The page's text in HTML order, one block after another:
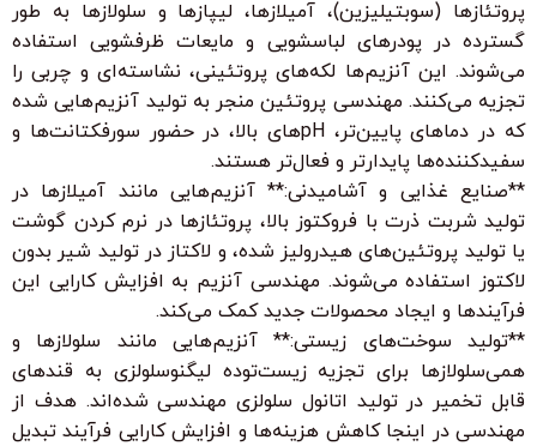
پروتئازها (سوبتیلیزین)، آمیلازها، لیپازها و سلولازها به طور
گسترده در پودرهای لباسشویی و مایعات ظرفشویی استفاده
می‌شوند. این آنزیم‌ها لکه‌های پروتئینی، نشاسته‌ای و چربی را
تجزیه می‌کنند. مهندسی پروتئین منجر به تولید آنزیم‌هایی شده
که در دماهای پایین‌تر، pHهای بالا، در حضور سورفکتانت‌ها و
سفیدکننده‌ها پایدارتر و فعال‌تر هستند.
**صنایع غذایی و آشامیدنی:** آنزیم‌هایی مانند آمیلازها در
تولید شربت ذرت با فروکتوز بالا، پروتئازها در نرم کردن گوشت
یا تولید پروتئین‌های هیدرولیز شده، و لاکتاز در تولید شیر بدون
لاکتوز استفاده می‌شوند. مهندسی آنزیم به افزایش کارایی این
فرآیندها و ایجاد محصولات جدید کمک می‌کند.
**تولید سوخت‌های زیستی:** آنزیم‌هایی مانند سلولازها و
همی‌سلولازها برای تجزیه زیست‌توده لیگنوسلولزی به قندهای
قابل تخمیر در تولید اتانول سلولزی مهندسی شده‌اند. هدف از
مهندسی در اینجا کاهش هزینه‌ها و افزایش کارایی فرآیند تبدیل